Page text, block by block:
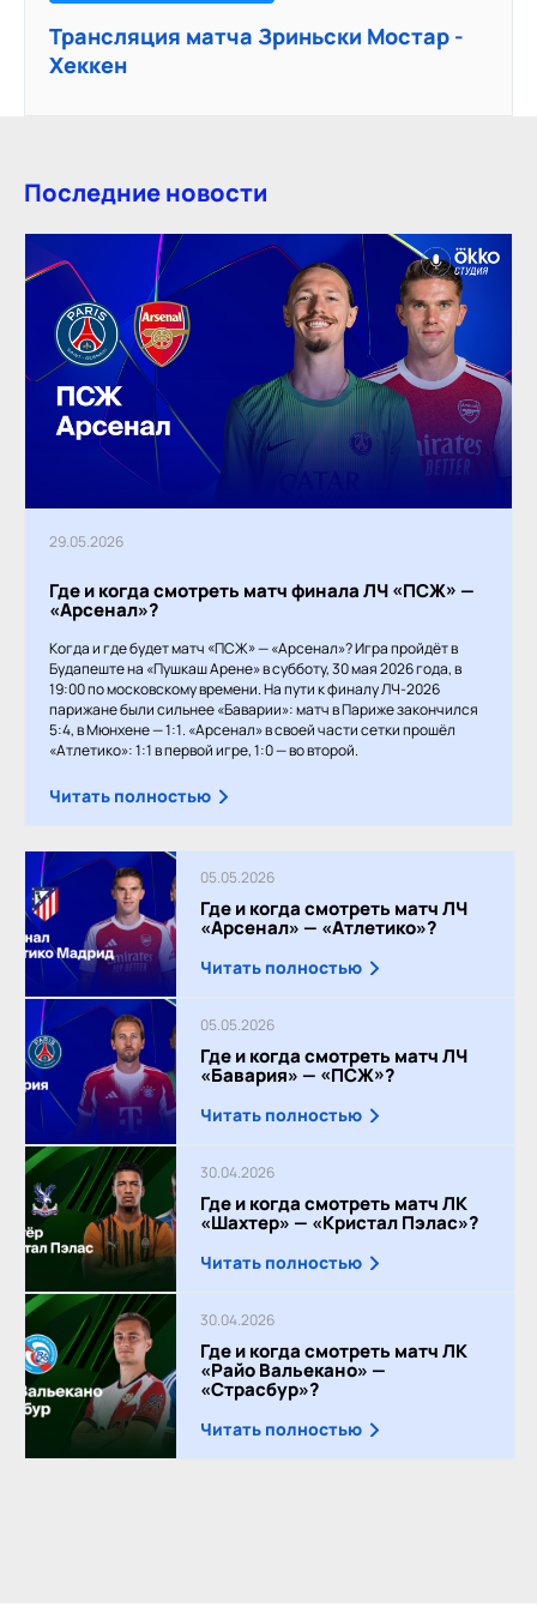
Трансляция матча Зриньски Мостар -
Хеккен
Последние новости
29.05.2026
Где и когда смотреть матч финала ЛЧ «ПСЖ» —
«Арсенал»?
Когда и где будет матч «ПСЖ» — «Арсенал»? Игра пройдёт в
Будапеште на «Пушкаш Арене» в субботу, 30 мая 2026 года, в
19:00 по московскому времени. На пути к финалу ЛЧ-2026
парижане были сильнее «Баварии»: матч в Париже закончился
5:4, в Мюнхене — 1:1. «Арсенал» в своей части сетки прошёл
«Атлетико»: 1:1 в первой игре, 1:0 — во второй.
Читать полностью
05.05.2026
Где и когда смотреть матч ЛЧ
«Арсенал» — «Атлетико»?
Читать полностью
05.05.2026
Где и когда смотреть матч ЛЧ
«Бавария» — «ПСЖ»?
Читать полностью
30.04.2026
Где и когда смотреть матч ЛК
«Шахтер» — «Кристал Пэлас»?
Читать полностью
30.04.2026
Где и когда смотреть матч ЛК
«Райо Вальекано» —
«Страсбур»?
Читать полностью